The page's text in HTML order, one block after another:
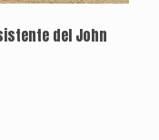
del John